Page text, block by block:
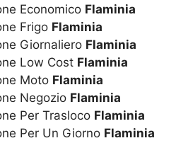
Economico Flaminia
Frigo Flaminia
Giornaliero Flaminia
Low Cost Flaminia
Moto Flaminia
Negozio Flaminia
Per Trasloco Flaminia
Per Un Giorno Flaminia